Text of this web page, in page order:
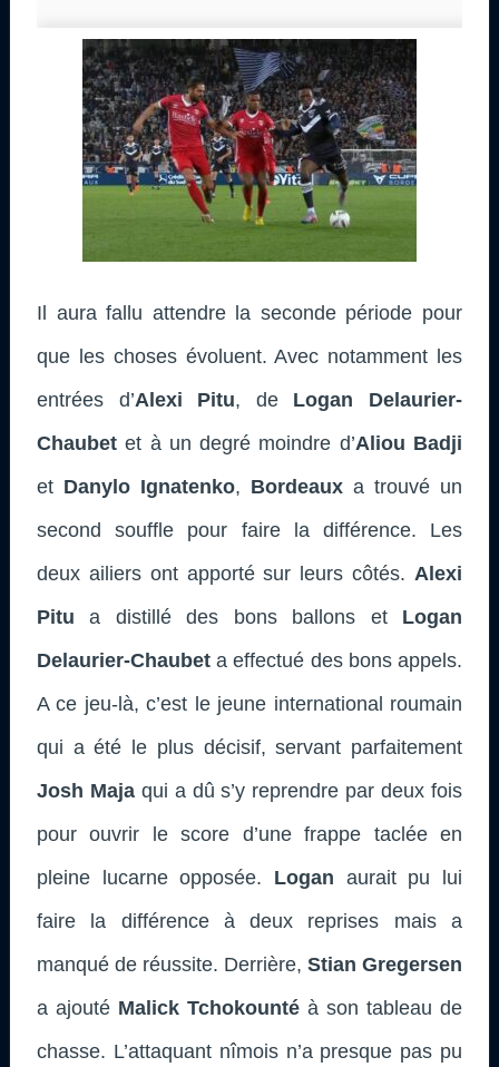
Il aura fallu attendre la seconde période pour
que les choses évoluent. Avec notamment les
entrées d’Alexi Pitu, de Logan Delaurier-
Chaubet et à un degré moindre d’Aliou Badji
et Danylo Ignatenko, Bordeaux a trouvé un
second souffle pour faire la différence. Les
deux ailiers ont apporté sur leurs côtés. Alexi
Pitu a distillé des bons ballons et Logan
Delaurier-Chaubet a effectué des bons appels.
A ce jeu-là, c’est le jeune international roumain
qui a été le plus décisif, servant parfaitement
Josh Majaqui a dû s’y reprendre par deux fois
pour ouvrir le score d’une frappe taclée en
pleine lucarne opposée. Logan aurait pu lui
faire la différence à deux reprises mais a
manqué de réussite. Derrière, Stian Gregersen
a ajouté Malick Tchokounté à son tableau de
chasse. L’attaquant nîmois n’a presque pas pu